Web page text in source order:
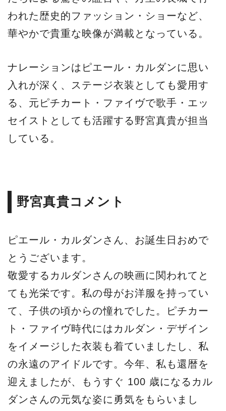
われた歴史的ファッション・ショーなど、
華やかで貴重な映像が満載となっている。
ナレーションはピエール・カルダンに思い
入れが深く、ステージ衣装としても愛用す
る、元ピチカート・ファイヴで歌手・エッ
セイストとしても活躍する野宮真貴が担当
している。
野宮真貴コメント
ピエール・カルダンさん、お誕生日おめで
とうございます。
敬愛するカルダンさんの映画に関われてと
ても光栄です。私の母がお洋服を持ってい
て、子供の頃からの憧れでした。ピチカー
ト・ファイヴ時代にはカルダン・デザイン
をイメージした衣装も着ていましたし、私
の永遠のアイドルです。今年、私も還暦を
迎えましたが、もうすぐ 100 歳になるカル
ダンさんの元気な姿に勇気をもらいまし